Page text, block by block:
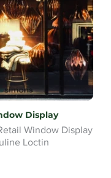
Display
Window Display
Loctin